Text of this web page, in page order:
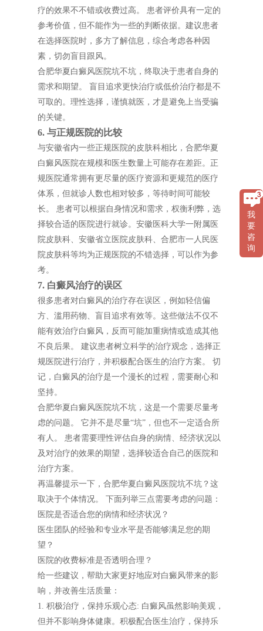
疗的效果不不错或收费过高。 患者评价具有一定的
参考价值，但不能作为一些的判断依据。建议患者
在选择医院时，多方了解信息，综合考虑各种因
素，切勿盲目跟风。
合肥华夏白癜风医院坑不坑，终取决于患者自身的
需求和期望。 盲目追求更快治疗或低价治疗都是不
可取的。理性选择，谨慎就医，才是避免上当受骗
的关键。
6. 与正规医院的比较
与安徽省内一些正规医院的皮肤科相比，合肥华夏
白癜风医院在规模和医生数量上可能存在差距。正
规医院通常拥有更尽量的医疗资源和更规范的医疗
体系，但就诊人数也相对较多，等待时间可能较
长。 患者可以根据自身情况和需求，权衡利弊，选
择较合适的医院进行就诊。安徽医科大学一附属医
院皮肤科、安徽省立医院皮肤科、合肥市一人民医
院皮肤科等均为正规医院的不错选择，可以作为参
考。
7. 白癜风治疗的误区
很多患者对白癜风的治疗存在误区，例如轻信偏
方、滥用药物、盲目追求有效等。这些做法不仅不
能有效治疗白癜风，反而可能加重病情或造成其他
不良后果。 建议患者树立科学的治疗观念，选择正
规医院进行治疗，并积极配合医生的治疗方案。 切
记，白癜风的治疗是一个漫长的过程，需要耐心和
坚持。
合肥华夏白癜风医院坑不坑，这是一个需要尽量考
虑的问题。 它并不是尽量“坑”，但也不一定适合所
有人。 患者需要理性评估自身的病情、经济状况以
及对治疗的效果的期望，选择较适合自己的医院和
治疗方案。
再温馨提示一下，合肥华夏白癜风医院坑不坑？这
取决于个体情况。 下面列举三点需要考虑的问题：
医院是否适合您的病情和经济状况？
医生团队的经验和专业水平是否能够满足您的期
望？
医院的收费标准是否透明合理？
给一些建议，帮助大家更好地应对白癜风带来的影
响，并改善生活质量：
1. 积极治疗，保持乐观心态: 白癜风虽然影响美观，
但并不影响身体健康。积极配合医生治疗，保持乐
我
要
咨
询